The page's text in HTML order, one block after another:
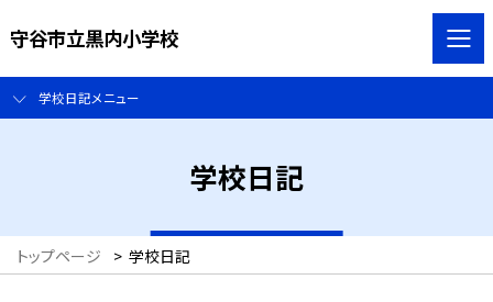
守谷市立黒内小学校
学校日記メニュー
学校日記
トップページ > 学校日記